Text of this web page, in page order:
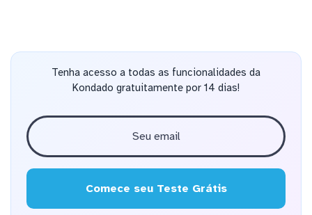
Tenha acesso a todas as funcionalidades da
Kondado gratuitamente por 14 dias!
Comece seu Teste Grátis